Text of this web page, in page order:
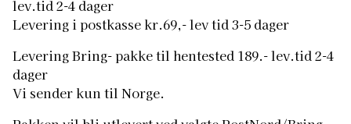
lev.tid 2-4 dager
Levering i postkasse kr.69,- lev tid 3-5 dager
Levering Bring- pakke til hentested 189.- lev.tid 2-4
dager
Vi sender kun til Norge.